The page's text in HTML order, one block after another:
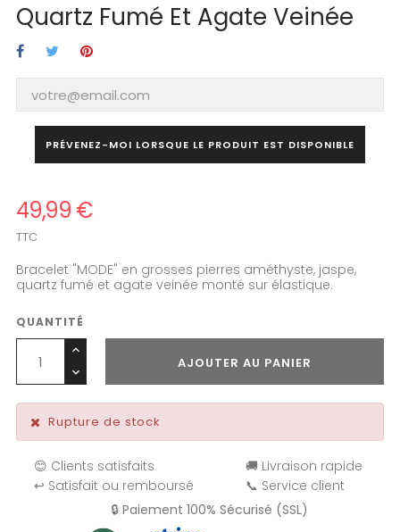
Quartz Fumé Et Agate Veinée
PRÉVENEZ-MOI LORSQUE LE PRODUIT EST DISPONIBLE
49,99 €
TTC
Bracelet "MODE" en grosses pierres améthyste, jaspe,
quartz fumé et agate veinée monté sur élastique.
QUANTITÉ
AJOUTER AU PANIER
Rupture de stock
😊 Clients satisfaits
🚚 Livraison rapide
↩️ Satisfait ou remboursé
📞 Service client
🔒 Paiement 100% Sécurisé (SSL)